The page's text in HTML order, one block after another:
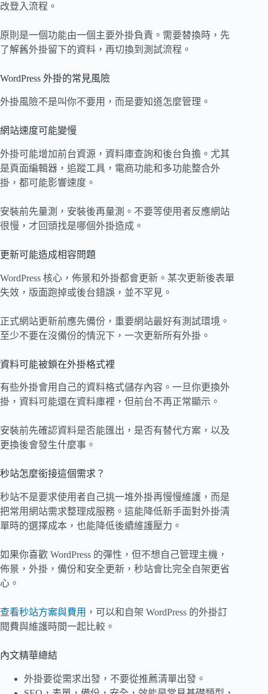
改登入流程。
原則是一個功能由一個主要外掛負責。需要替換時，先
了解舊外掛留下的資料，再切換到測試流程。
WordPress 外掛的常見風險
外掛風險不是叫你不要用，而是要知道怎麼管理。
網站速度可能變慢
外掛可能增加前台資源，資料庫查詢和後台負擔。尤其
是頁面編輯器，追蹤工具，電商功能和多功能整合外
掛，都可能影響速度。
安裝前先量測，安裝後再量測。不要等使用者反應網站
很慢，才回頭找是哪個外掛造成。
更新可能造成相容問題
WordPress 核心，佈景和外掛都會更新。某次更新後表單
失效，版面跑掉或後台錯誤，並不罕見。
正式網站更新前應先備份，重要網站最好有測試環境。
至少不要在沒備份的情況下，一次更新所有外掛。
資料可能被鎖在外掛格式裡
有些外掛會用自己的資料格式儲存內容。一旦你更換外
掛，資料可能還在資料庫裡，但前台不再正常顯示。
安裝前先確認資料是否能匯出，是否有替代方案，以及
更換後會發生什麼事。
秒站怎麼銜接這個需求？
秒站不是要求使用者自己挑一堆外掛再慢慢維護，而是
把常用網站需求整理成服務。這能降低新手面對外掛清
單時的選擇成本，也能降低後續維護壓力。
如果你喜歡 WordPress 的彈性，但不想自己管理主機，
佈景，外掛，備份和安全更新，秒站會比完全自架更省
心。
查看秒站方案與費用 ，可以和自架 WordPress 的外掛訂
閱費與維護時間一起比較。
內文精華總結
外掛要從需求出發，不要從推薦清單出發。